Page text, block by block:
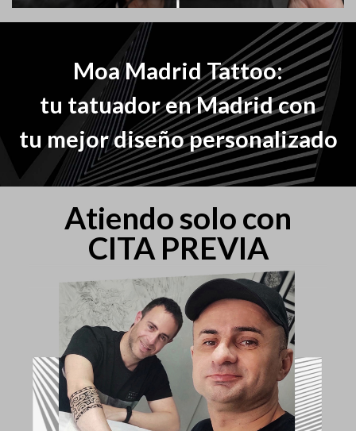
Moa Madrid Tattoo:
tu tatuador en Madrid con
tu mejor diseño personalizado
Atiendo solo con
CITA PREVIA